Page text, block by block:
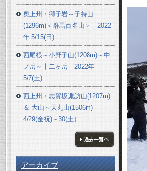
奥上州・獅子岩～子持山
(1296m)＜群馬百名山＞ 2022
年 5/15(日)
西尾根～小野子山(1208m)～中
ノ岳～十二ヶ岳 2022年
5/7(土)
西上州・志賀坂諏訪山(1207m)
＆ 大山～天丸山(1506m)
4/29(金祝)～30(土）
アーカイブ